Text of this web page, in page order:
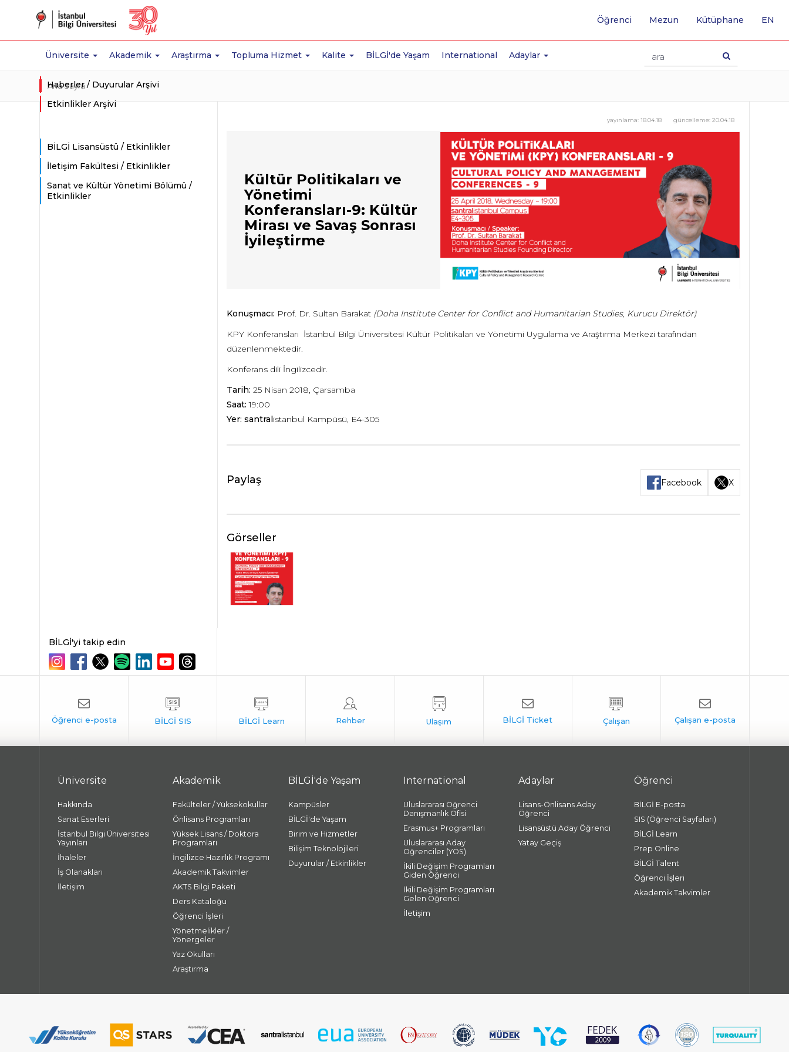
Üniversite Akademik Araştırma Topluma Hizmet Kalite BİLGİ'de Yaşam International Adaylar
Öğrenci Mezun Kütüphane EN
Ana Sayfa
Haberler / Duyurular Arşivi
Etkinlikler Arşivi
BİLGİ Lisansüstü / Etkinlikler
İletişim Fakültesi / Etkinlikler
Sanat ve Kültür Yönetimi Bölümü /
Etkinlikler
güncelleme: 20.04.18
yayınlama: 18.04.18
Kültür Politikaları ve
Yönetimi
Konferansları-9: Kültür
Mirası ve Savaş Sonrası
İyileştirme
Konuşmacı: Prof. Dr. Sultan Barakat (Doha Institute Center for Conflict and Humanitarian Studies, Kurucu Direktör)
KPY Konferansları İstanbul Bilgi Üniversitesi Kültür Politikaları ve Yönetimi Uygulama ve Araştırma Merkezi tarafından
düzenlenmektedir.
Konferans dili İngilizcedir.
Tarih: 25 Nisan 2018, Çarsamba
Saat:19:00
Yer: santralistanbul Kampüsü, E4-305
Paylaş Facebook X
Görseller
BİLGİ'yi takip edin
Üniversite
Hakkında
Sanat Eserleri
İstanbul Bilgi Üniversitesi
Yayınları
İhaleler
İş Olanakları
İletişim
Akademik
Fakülteler / Yüksekokullar
Önlisans Programları
Yüksek Lisans / Doktora
Programları
İngilizce Hazırlık Programı
Akademik Takvimler
AKTS Bilgi Paketi
Ders Kataloğu
Öğrenci İşleri
Yönetmelikler /
Yönergeler
Yaz Okulları
Araştırma
BİLGİ'de Yaşam
Kampüsler
BİLGİ'de Yaşam
Birim ve Hizmetler
Bilişim Teknolojileri
Duyurular / Etkinlikler
International
Uluslararası Öğrenci
Danışmanlık Ofisi
Erasmus+ Programları
Uluslararası Aday
Öğrenciler (YÖS)
İkili Değişim Programları
Giden Öğrenci
İkili Değişim Programları
Gelen Öğrenci
İletişim
Adaylar
Lisans-Önlisans Aday
Öğrenci
Lisansüstü Aday Öğrenci
Yatay Geçiş
Öğrenci
BİLGİ E-posta
SIS (Öğrenci Sayfaları)
BİLGİ Learn
Prep Online
BİLGİ Talent
Öğrenci İşleri
Akademik Takvimler